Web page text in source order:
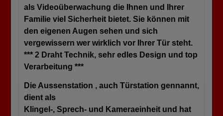
als Videoüberwachung die Ihnen und Ihrer
Familie viel Sicherheit bietet. Sie können mit
den eigenen Augen sehen und sich
vergewissern wer wirklich vor Ihrer Tür steht.
*** 2 Draht Technik, sehr edles Design und top
Verarbeitung ***
Die Aussenstation , auch Türstation gennannt,
dient als
Klingel-, Sprech- und Kameraeinheit und hat